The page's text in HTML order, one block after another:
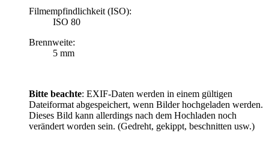
Filmempfindlichkeit (ISO):
ISO 80
Brennweite:
5 mm
Bitte beachte: EXIF-Daten werden in einem gültigen
Dateiformat abgespeichert, wenn Bilder hochgeladen werden.
Dieses Bild kann allerdings nach dem Hochladen noch
verändert worden sein. (Gedreht, gekippt, beschnitten usw.)